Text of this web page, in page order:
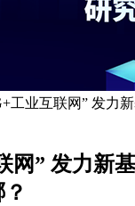
工业互联网” 发力
网” 发力新